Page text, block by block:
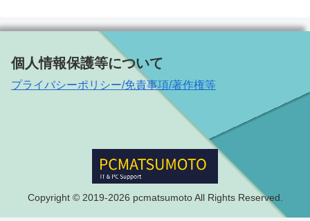
個人情報保護等について
プライバシーポリシー/免責事項/著作権等
Copyright © 2019-2026 pcmatsumoto All Rights Reserved.